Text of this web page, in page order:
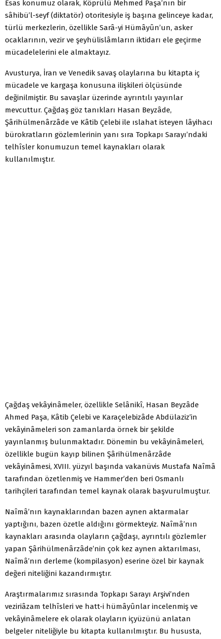
Esas konumuz olarak, Köprülü Mehmed Paşa’nın bir
sâhibü’l-seyf (diktatör) otoritesiyle iş başına gelinceye kadar,
türlü merkezlerin, özellikle Sarâ-yi Hümâyûn’un, asker
ocaklarının, vezir ve şeyhülislâmların iktidarı ele geçirme
mücadelelerini ele almaktayız.
Avusturya, İran ve Venedik savaş olaylarına bu kitapta iç
mücadele ve kargaşa konusuna ilişkileri ölçüsünde
değinilmiştir. Bu savaşlar üzerinde ayrıntılı yayınlar
mevcuttur. Çağdaş göz tanıkları Hasan Beyzâde,
Şârihülmenârzâde ve Kâtib Çelebi ile ıslahat isteyen lâyihacı
bürokratların gözlemlerinin yanı sıra Topkapı Sarayı’ndaki
telhîsler konumuzun temel kaynakları olarak
kullanılmıştır.
Çağdaş vekâyinâmeler, özellikle Selânikî, Hasan Beyzâde
Ahmed Paşa, Kâtib Çelebi ve Karaçelebizâde Abdülaziz’in
vekâyinâmeleri son zamanlarda örnek bir şekilde
yayınlanmış bulunmaktadır. Dönemin bu vekâyinâmeleri,
özellikle bugün kayıp bilinen Şârihülmenârzâde
vekâyinâmesi, XVIII. yüzyıl başında vakanüvis Mustafa Naîmâ
tarafından özetlenmiş ve Hammer’den beri Osmanlı
tarihçileri tarafından temel kaynak olarak başvurulmuştur.
Naîmâ’nın kaynaklarından bazen aynen aktarmalar
yaptığını, bazen özetle aldığını görmekteyiz. Naîmâ’nın
kaynakları arasında olayların çağdaşı, ayrıntılı gözlemler
yapan Şârihülmenârzâde’nin çok kez aynen aktarılması,
Naîmâ’nın derleme (kompilasyon) eserine özel bir kaynak
değeri niteliğini kazandırmıştır.
Araştırmalarımız sırasında Topkapı Sarayı Arşivi’nden
veziriâzam telhîsleri ve hatt-i hümâyûnlar incelenmiş ve
vekâyinâmelere ek olarak olayların içyüzünü anlatan
belgeler niteliğiyle bu kitapta kullanılmıştır. Bu hususta,